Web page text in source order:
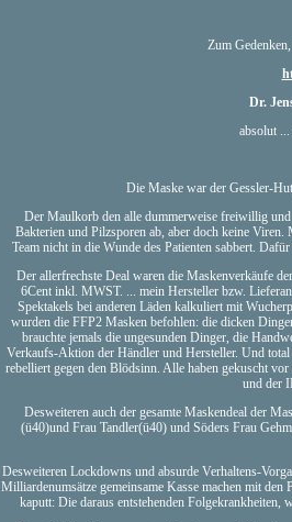
Zum
Dr.
absolut
Die Maske war der Gessler-
Der Maulkorb den alle dummerweise freiwillig und
Bakterien und Pilzsporen ab, aber doch keine
Team nicht in die Wunde des Patienten sabbert.
Der allerfrechste Deal waren die Maskenverkäufe
6Cent inkl. MWST. ... mein Hersteller bzw.
Spektakels bei anderen Läden kalkuliert mit
wurden die FFP2 Masken befohlen: die dicken
brauchte jemals die ungesunden Dinger, die
Verkaufs-Aktion der Händler und Hersteller. Und
rebelliert gegen den Blödsinn. Alle haben gekuscht
und der
Desweiteren auch der gesamte Maskendeal der
(ü40)und Frau Tandler(ü40) und Söders Frau
Desweiteren Lockdowns und absurde Verhaltens-
Milliardenumsätze gemeinsame Kasse machen mit
kaputt: Die daraus entstehenden